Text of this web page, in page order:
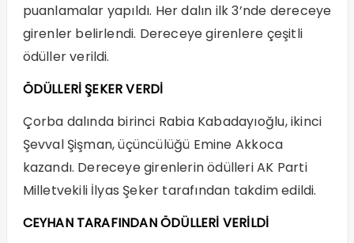
puanlamalar yapıldı. Her dalın ilk 3’nde dereceye
girenler belirlendi. Dereceye girenlere çeşitli
ödüller verildi.
ÖDÜLLERİ ŞEKER VERDİ
Çorba dalında birinci Rabia Kabadayıoğlu, ikinci
Şevval Şişman, üçüncülüğü Emine Akkoca
kazandı. Dereceye girenlerin ödülleri AK Parti
Milletvekili İlyas Şeker tarafından takdim edildi.
CEYHAN TARAFINDAN ÖDÜLLERİ VERİLDİ